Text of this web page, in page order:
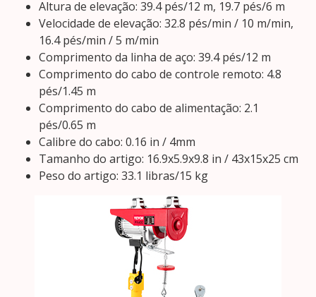
Altura de elevação: 39.4 pés/12 m, 19.7 pés/6 m
Velocidade de elevação: 32.8 pés/min / 10 m/min,
16.4 pés/min / 5 m/min
Comprimento da linha de aço: 39.4 pés/12 m
Comprimento do cabo de controle remoto: 4.8
pés/1.45 m
Comprimento do cabo de alimentação: 2.1
pés/0.65 m
Calibre do cabo: 0.16 in / 4mm
Tamanho do artigo: 16.9x5.9x9.8 in / 43x15x25 cm
Peso do artigo: 33.1 libras/15 kg